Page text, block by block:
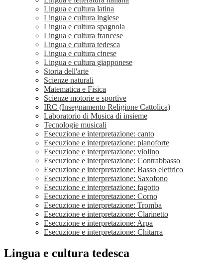
Lingua e cultura latina
Lingua e cultura inglese
Lingua e cultura spagnola
Lingua e cultura francese
Lingua e cultura tedesca
Lingua e cultura cinese
Lingua e cultura giapponese
Storia dell'arte
Scienze naturali
Matematica e Fisica
Scienze motorie e sportive
IRC (Insegnamento Religione Cattolica)
Laboratorio di Musica di insieme
Tecnologie musicali
Esecuzione e interpretazione: canto
Esecuzione e interpretazione: pianoforte
Esecuzione e interpretazione: violino
Esecuzione e interpretazione: Contrabbasso
Esecuzione e interpretazione: Basso elettrico
Esecuzione e interpretazione: Saxofono
Esecuzione e interpretazione: fagotto
Esecuzione e interpretazione: Corno
Esecuzione e interpretazione: Tromba
Esecuzione e interpretazione: Clarinetto
Esecuzione e interpretazione: Arpa
Esecuzione e interpretazione: Chitarra
Lingua e cultura tedesca